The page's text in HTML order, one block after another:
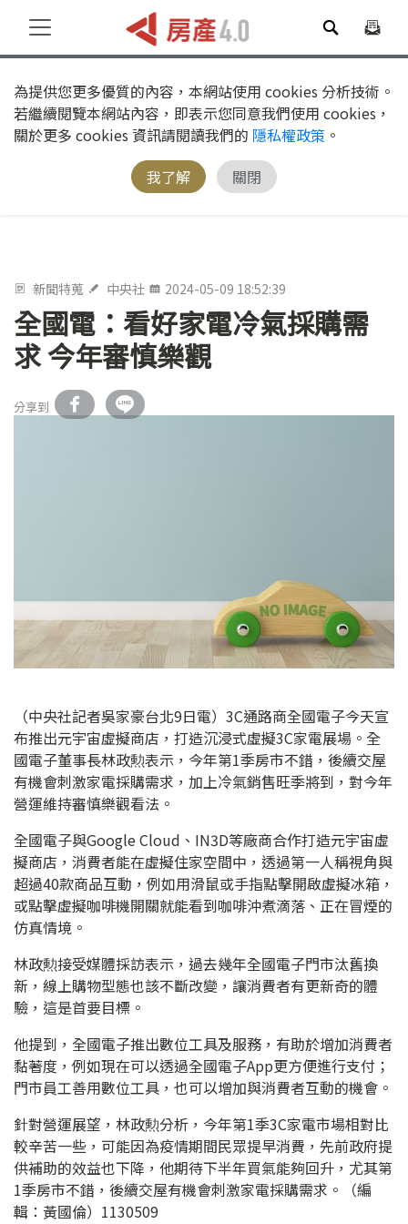
為提供您更多優質的內容，本網站使用 cookies 分析技術。
若繼續閱覽本網站內容，即表示您同意我們使用 cookies，
關於更多 cookies 資訊請閱讀我們的 隱私權政策 。
我了解
關閉
新聞特蒐 中央社 2024-05-09 18:52:39
全國電：看好家電冷氣採購需
求 今年審慎樂觀
分享到
（中央社記者吳家豪台北9日電）3C通路商全國電子今天宣
布推出元宇宙虛擬商店，打造沉浸式虛擬3C家電展場。全
國電子董事長林政勲表示，今年第1季房市不錯，後續交屋
有機會刺激家電採購需求，加上冷氣銷售旺季將到，對今年
營運維持審慎樂觀看法。
全國電子與Google Cloud、IN3D等廠商合作打造元宇宙虛
擬商店，消費者能在虛擬住家空間中，透過第一人稱視角與
超過40款商品互動，例如用滑鼠或手指點擊開啟虛擬冰箱，
或點擊虛擬咖啡機開關就能看到咖啡沖煮滴落、正在冒煙的
仿真情境。
林政勲接受媒體採訪表示，過去幾年全國電子門市汰舊換
新，線上購物型態也該不斷改變，讓消費者有更新奇的體
驗，這是首要目標。
他提到，全國電子推出數位工具及服務，有助於增加消費者
黏著度，例如現在可以透過全國電子App更方便進行支付；
門市員工善用數位工具，也可以增加與消費者互動的機會。
針對營運展望，林政勲分析，今年第1季3C家電市場相對比
較辛苦一些，可能因為疫情期間民眾提早消費，先前政府提
供補助的效益也下降，他期待下半年買氣能夠回升，尤其第
1季房市不錯，後續交屋有機會刺激家電採購需求。（編
輯：黃國倫）1130509